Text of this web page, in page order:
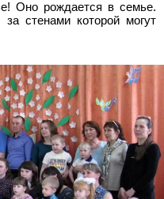
Оно рождается в семье.
стенами которой могут